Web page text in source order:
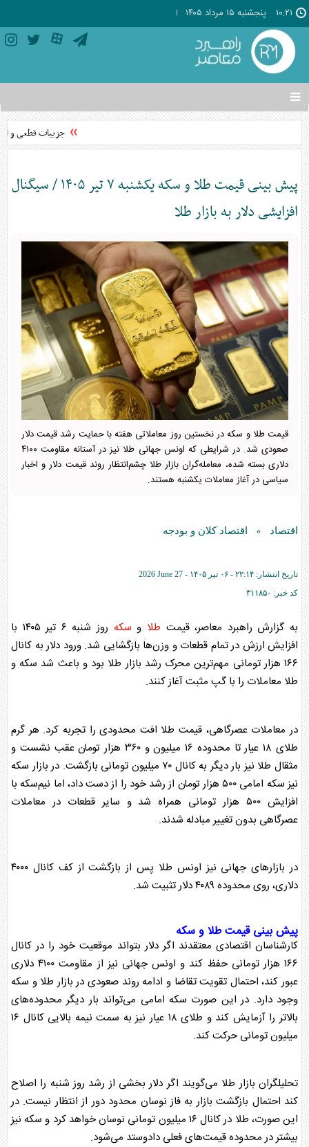
۱۰:۲۱ پنجشنبه ۱۵ مرداد ۱۴۰۵
تغییر
وضعیت
منوی
ها
جزییات قطعی و
پیش بینی قیمت طلا و سکه یکشنبه ۷ تیر ۱۴۰۵ / سیگنال
افزایشی دلار به بازار طلا
قیمت طلا و سکه در نخستین روز معاملاتی هفته با حمایت رشد قیمت دلار
صعودی شد. در شرایطی که اونس جهانی طلا نیز در آستانه مقاومت ۴۱۰۰
دلاری بسته شده، معامله‌گران بازار طلا چشم‌انتظار روند قیمت دلار و اخبار
سیاسی در آغاز معاملات یکشنبه هستند.
اقتصاد » اقتصاد کلان و بودجه
تاریخ انتشار: ۲۲:۱۴ - ۰۶ تير ۱۴۰۵ -
2026 June 27
کد خبر: ۳۱۱۸۵۰
به گزارش راهبرد معاصر، قیمت طلا و سکه
روز شنبه ۶ تیر ۱۴۰۵ با
افزایش ارزش در تمام قطعات و وزن‌ها بازگشایی شد. ورود دلار به کانال
۱۶۶ هزار تومانی مهم‌ترین محرک رشد بازار
طلا بود و باعث شد سکهو
طلا معاملات را با گپ مثبت آغاز کنند.
در معاملات عصرگاهی، قیمت طلا افت محدودی را تجربه کرد. هر گرم
طلا
ی ۱۸ عیار تا محدوده ۱۶ میلیون و ۳۶۰ هزار تومان عقب نشست و
مثقال طلا نیز بار دیگر به کانال ۷۰ میلیون تومانی بازگشت. در بازار
سکه
نیز سکه امامی ۵۰۰ هزار تومان از رشد خود را از دست داد، اما نیم‌ سکهبا
افزایش ۵۰۰ هزار تومانی همراه شد و سایر قطعات در معاملات
عصرگاهی بدون تغییر مبادله شدند.
در بازار‌های جهانی نیز اونس طلا
پس از بازگشت از کف کانال ۴۰۰۰
دلاری، روی محدوده ۴۰۸۹ دلار تثبیت شد.
پیش بینی قیمتطلاوسکه
کارشناسان اقتصادی معتقدند اگر دلار بتواند موقعیت خود را در کانال
۱۶۶ هزار تومانی حفظ کند و اونس جهانی نیز از مقاومت ۴۱۰۰ دلاری
عبور کند، احتمال تقویت تقاضا و ادامه روند صعودی در بازار طلا و سکه
وجود دارد. در این صورت سکه امامی می‌تواند بار دیگر محدوده‌های
بالاتر را آزمایش کند و طلا
ی ۱۸ عیار نیز به سمت نیمه بالایی کانال ۱۶
میلیون تومانی حرکت کند.
تحلیلگران بازار طلا می‌گویند اگر دلار بخشی از رشد روز شنبه را اصلاح
کند احتمال بازگشت بازار به فاز نوسان محدود دور از انتظار نیست. در
این صورت، طلا در کانال ۱۶ میلیون تومانی نوسان خواهد کرد و سکهنیز
بیشتر در محدوده قیمت‌های فعلی دادوستد می‌شود.